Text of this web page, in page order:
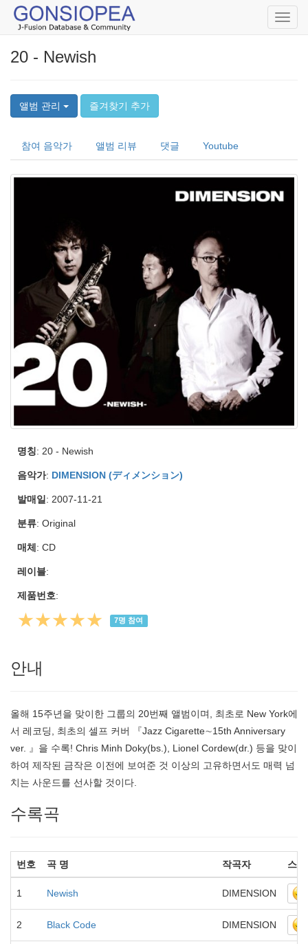
20 - Newish
앨범 관리 즐겨찾기 추가
참여 음악가 앨범 리뷰 댓글 Youtube
명칭: 20 - Newish
음악가: DIMENSION (ディメンション)
발매일: 2007-11-21
분류: Original
매체 : CD
레이블:
제품번호:
★★★★★ 7명 참여
안내
올해 15주년을 맞이한 그룹의 20번째 앨범이며, 최초로 New York에
서 레코딩, 최초의 셀프 커버 『Jazz Cigarette∼15th Anniversary
ver. 』을 수록! Chris Minh Doky(bs.), Lionel Cordew(dr.) 등을 맞이
하여 제작된 금작은 이전에 보여준 것 이상의 고유하면서도 매력 넘
치는 사운드를 선사할 것이다.
수록곡
번호 곡 명 작곡자 스
1 Newish DIMENSION
2 Black Code DIMENSION